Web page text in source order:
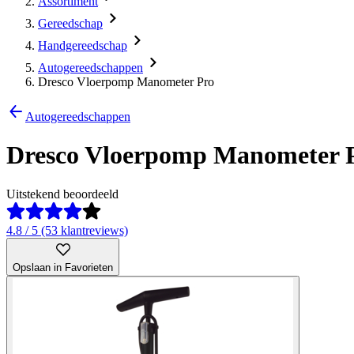
Gereedschap
Handgereedschap
Autogereedschappen
Dresco Vloerpomp Manometer Pro
Autogereedschappen
Dresco Vloerpomp Manometer
Uitstekend beoordeeld
4.8 / 5 (53 klantreviews)
Opslaan in Favorieten